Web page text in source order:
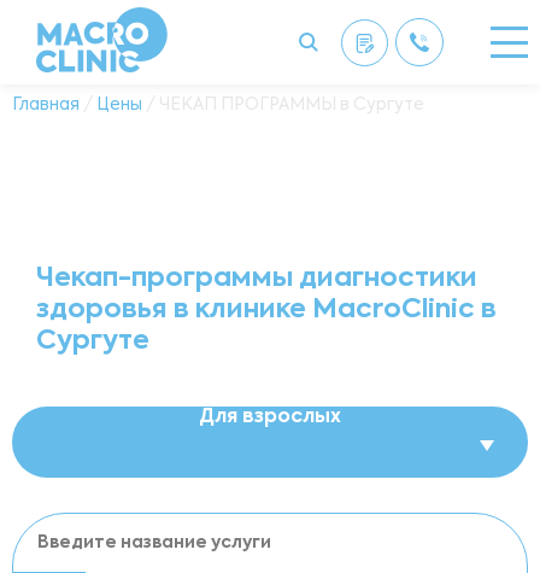
Главная / Цены / ЧЕКАП ПРОГРАММЫ в Сургуте
Чекап-программы диагностики
здоровья в клинике MacroClinic в
Сургуте
Для взрослых